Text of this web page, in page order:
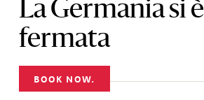
La Germania si è
fermata
BOOK NOW.